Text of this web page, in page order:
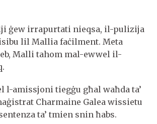
ġew irrapurtati nieqsa, il-pulizija
lil Mallia faċilment. Meta
Malli tahom mal-ewwel il-
l-amissjoni tiegġu għal waħda ta’
Charmaine Galea wissietu
ta’ tmien snin ħabs.